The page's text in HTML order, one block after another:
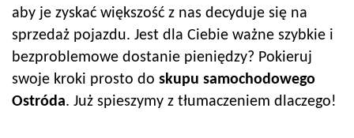
aby je zyskać większość z nas decyduje się na
sprzedaż pojazdu. Jest dla Ciebie ważne szybkie i
bezproblemowe dostanie pieniędzy? Pokieruj
swoje kroki prosto do skupu samochodowego
Ostróda. Już spieszymy z tłumaczeniem dlaczego!